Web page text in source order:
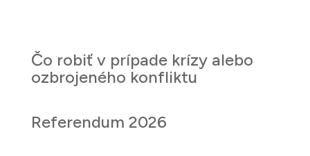
Čo robiť v prípade krízy alebo
ozbrojeného konfliktu
Referendum 2026